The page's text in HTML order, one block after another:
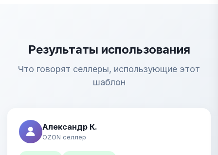
Результаты использования
Что говорят селлеры, использующие этот
шаблон
Александр К.
OZON селлер